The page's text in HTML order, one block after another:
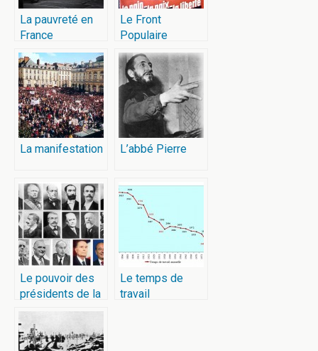
La pauvreté en
France
Le Front
Populaire
La manifestation L’abbé Pierre
Le pouvoir des
présidents de la
république
Le temps de
travail